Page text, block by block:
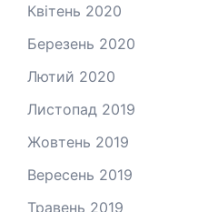
Квітень 2020
Березень 2020
Лютий 2020
Листопад 2019
Жовтень 2019
Вересень 2019
Травень 2019